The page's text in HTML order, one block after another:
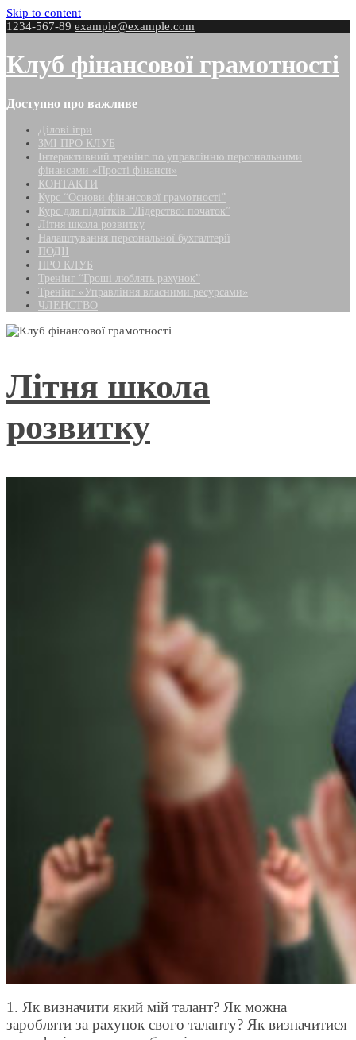
Skip to content
1234-567-89 example@example.com
Клуб фінансової грамотності
Доступно про важливе
Ділові ігри
ЗМІ ПРО КЛУБ
Інтерактивний тренінг по управлінню персональними
фінансами «Прості фінанси»
КОНТАКТИ
Курс “Основи фінансової грамотності”
Курс для підлітків “Лідерство: початок”
Літня школа розвитку
Налаштування персональної бухгалтерії
ПОДІЇ
ПРО КЛУБ
Тренінг “Гроші люблять рахунок”
Тренінг «Управління власними ресурсами»
ЧЛЕНСТВО
Літня школа
розвитку
1. Як визначити який мій талант? Як можна
заробляти за рахунок свого таланту? Як визначитися